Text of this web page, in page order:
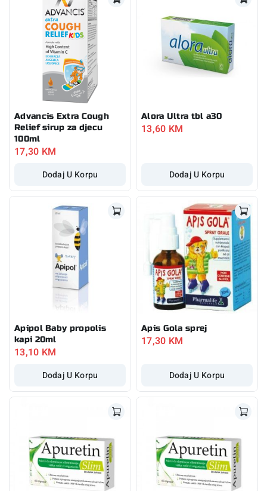
Advancis Extra Cough
Relief sirup za djecu
100ml
17,30 KM
Dodaj U Korpu
Alora Ultra tbl a30
13,60 KM
Dodaj U Korpu
Apipol Baby propolis
kapi 20ml
13,10 KM
Dodaj U Korpu
Apis Gola sprej
17,30 KM
Dodaj U Korpu